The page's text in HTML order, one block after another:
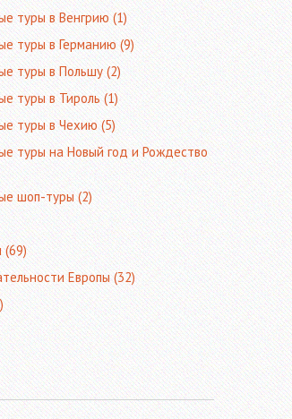
туры в Венгрию(1)
туры в Германию(9)
туры в Польшу(2)
туры в Тироль(1)
туры в Чехию(5)
туры на Новый год и Рождество
шоп-туры(2)
(69)
Европы(32)